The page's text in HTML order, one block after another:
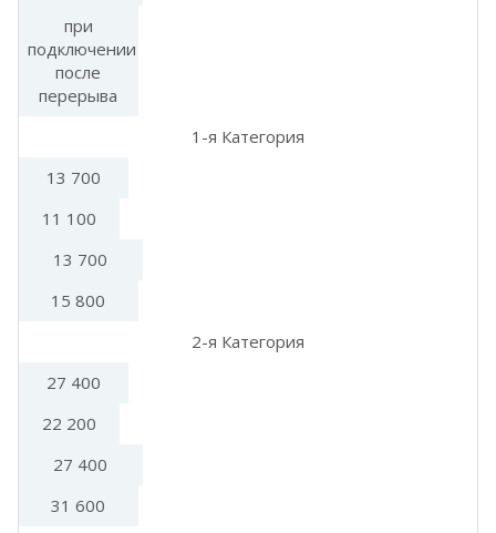
при
подключении
после
перерыва
1-я Категория
13 700
11 100
13 700
15 800
2-я Категория
27 400
22 200
27 400
31 600